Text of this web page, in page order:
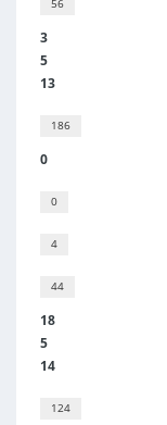
3
5
13
186
0
0
4
44
18
5
14
124